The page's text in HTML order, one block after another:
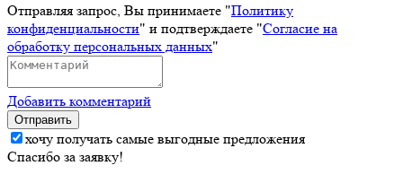
Отправляя запрос, Вы принимаете "Политику
конфиденциальности" и подтверждаете "Согласие на
обработку персональных данных"
Добавить комментарий
Отправить
хочу получать самые выгодные предложения
Спасибо за заявку!